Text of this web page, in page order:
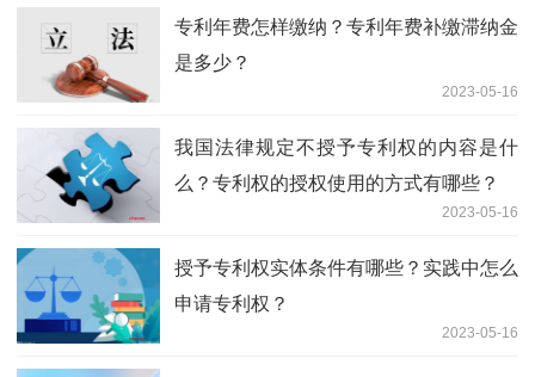
专利年费怎样缴纳？专利年费补缴滞纳金
是多少？
2023-05-16
我国法律规定不授予专利权的内容是什
么？专利权的授权使用的方式有哪些？
2023-05-16
授予专利权实体条件有哪些？实践中怎么
申请专利权？
2023-05-16